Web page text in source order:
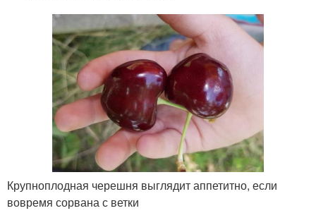
Крупноплодная черешня выглядит аппетитно, если
вовремя сорвана с ветки